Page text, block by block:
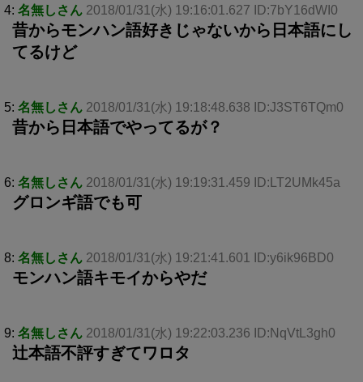
4: 名無しさん 2018/01/31(水) 19:16:01.627 ID:7bY16dWI0
昔からモンハン語好きじゃないから日本語にし
てるけど
5: 名無しさん 2018/01/31(水) 19:18:48.638 ID:J3ST6TQm0
昔から日本語でやってるが？
6: 名無しさん 2018/01/31(水) 19:19:31.459 ID:LT2UMk45a
グロンギ語でも可
8: 名無しさん 2018/01/31(水) 19:21:41.601 ID:y6ik96BD0
モンハン語キモイからやだ
9: 名無しさん 2018/01/31(水) 19:22:03.236 ID:NqVtL3gh0
辻本語不評すぎてワロタ